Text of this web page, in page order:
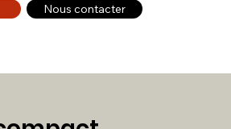
Nous contacter